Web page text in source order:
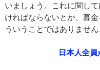
いましょう。これに関し
ければならないとか、募
ういうことではありません
日本人全員